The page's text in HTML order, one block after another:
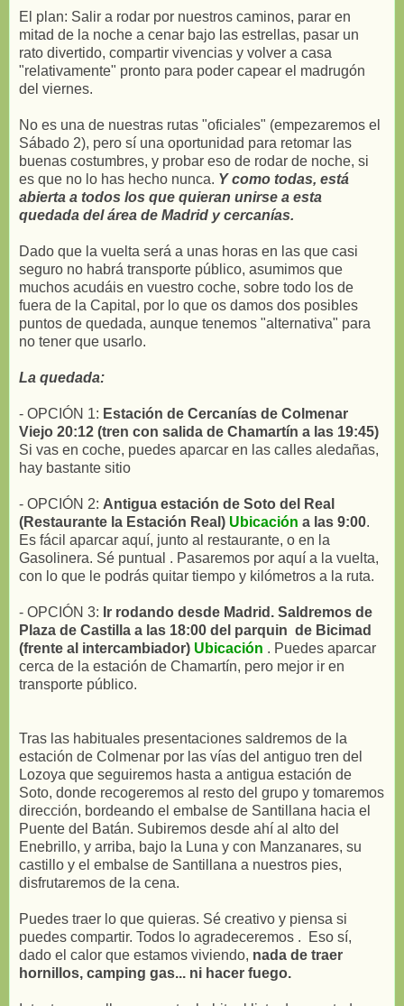
El plan: Salir a rodar por nuestros caminos, parar en
mitad de la noche a cenar bajo las estrellas, pasar un
rato divertido, compartir vivencias y volver a casa
"relativamente" pronto para poder capear el madrugón
del viernes.
No es una de nuestras rutas "oficiales" (empezaremos el
Sábado 2), pero sí una oportunidad para retomar las
buenas costumbres, y probar eso de rodar de noche, si
es que no lo has hecho nunca. Y como todas, está
abierta a todos los que quieran unirse a esta
quedada del área de Madrid y cercanías.
Dado que la vuelta será a unas horas en las que casi
seguro no habrá transporte público, asumimos que
muchos acudáis en vuestro coche, sobre todo los de
fuera de la Capital, por lo que os damos dos posibles
puntos de quedada, aunque tenemos "alternativa" para
no tener que usarlo.
La quedada:
- OPCIÓN 1: Estación de Cercanías de Colmenar
Viejo 20:12 (tren con salida de Chamartín a las 19:45)
Si vas en coche, puedes aparcar en las calles aledañas,
hay bastante sitio
- OPCIÓN 2: Antigua estación de Soto del Real
(Restaurante la Estación Real) Ubicación a las 9:00.
Es fácil aparcar aquí, junto al restaurante, o en la
Gasolinera. Sé puntual . Pasaremos por aquí a la vuelta,
con lo que le podrás quitar tiempo y kilómetros a la ruta.
- OPCIÓN 3: Ir rodando desde Madrid. Saldremos de
Plaza de Castilla a las 18:00 del parquin de Bicimad
(frente al intercambiador) Ubicación . Puedes aparcar
cerca de la estación de Chamartín, pero mejor ir en
transporte público.
Tras las habituales presentaciones saldremos de la
estación de Colmenar por las vías del antiguo tren del
Lozoya que seguiremos hasta a antigua estación de
Soto, donde recogeremos al resto del grupo y tomaremos
dirección, bordeando el embalse de Santillana hacia el
Puente del Batán. Subiremos desde ahí al alto del
Enebrillo, y arriba, bajo la Luna y con Manzanares, su
castillo y el embalse de Santillana a nuestros pies,
disfrutaremos de la cena.
Puedes traer lo que quieras. Sé creativo y piensa si
puedes compartir. Todos lo agradeceremos . Eso sí,
dado el calor que estamos viviendo, nada de traer
hornillos, camping gas... ni hacer fuego.